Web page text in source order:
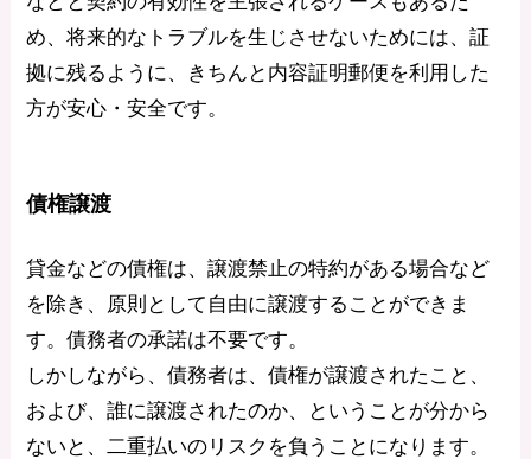
め、将来的なトラブルを生じさせないためには、証
拠に残るように、きちんと内容証明郵便を利用した
方が安心・安全です。
債権譲渡
貸金などの債権は、譲渡禁止の特約がある場合など
を除き、原則として自由に譲渡することができま
す。債務者の承諾は不要です。
しかしながら、債務者は、債権が譲渡されたこと、
および、誰に譲渡されたのか、ということが分から
ないと、二重払いのリスクを負うことになります。